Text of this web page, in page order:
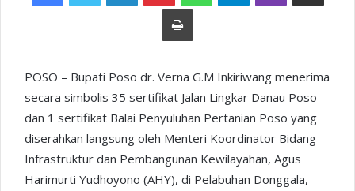
Print
POSO – Bupati Poso dr. Verna G.M Inkiriwang menerima
secara simbolis 35 sertifikat Jalan Lingkar Danau Poso
dan 1 sertifikat Balai Penyuluhan Pertanian Poso yang
diserahkan langsung oleh Menteri Koordinator Bidang
Infrastruktur dan Pembangunan Kewilayahan, Agus
Harimurti Yudhoyono (AHY), di Pelabuhan Donggala,